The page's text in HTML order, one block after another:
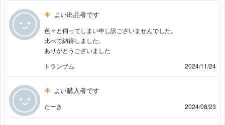
よい出品者です
色々と伺ってしまい申し訳ございませんでした。
比べて納得しました。
ありがとうございました
トランザム
2024/11/24
よい購入者です
たーき 2024/08/23